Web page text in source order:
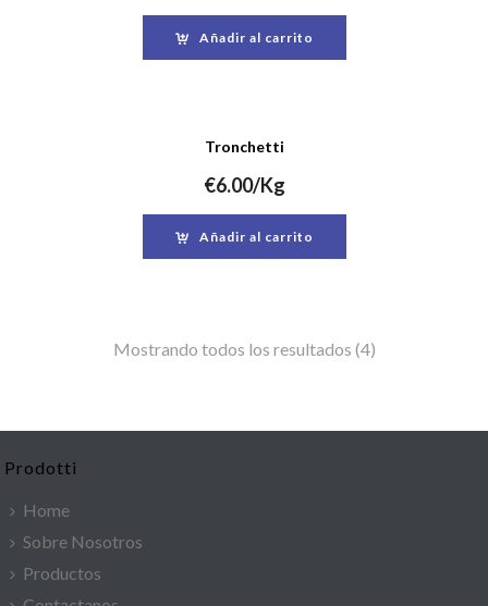
Añadir al carrito
Tronchetti
€6.00/Kg
Añadir al carrito
Mostrando todos los resultados (4)
Prodotti
Home
Sobre Nosotros
Productos